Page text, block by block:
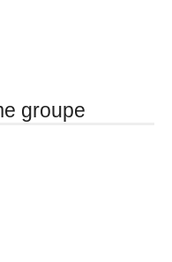
groupe